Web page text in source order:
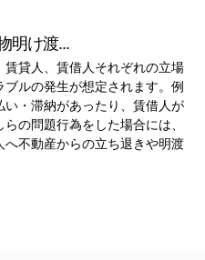
明け渡...
賃貸人、賃借人それぞれの立場
ルの発生が想定されます。例
い・滞納があったり、賃借人が
らの問題行為をした場合には、
へ不動産からの立ち退きや明渡